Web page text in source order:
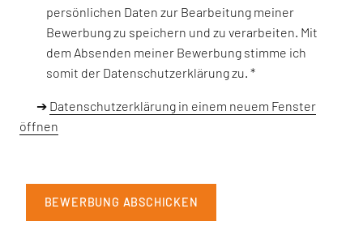
persönlichen Daten zur Bearbeitung meiner
Bewerbung zu speichern und zu verarbeiten. Mit
dem Absenden meiner Bewerbung stimme ich
somit der Datenschutzerklärung zu. *
➔ Datenschutzerklärung in einem neuem Fenster
öffnen
BEWERBUNG ABSCHICKEN